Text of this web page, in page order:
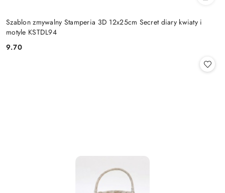
Szablon zmywalny Stamperia 3D 12x25cm Secret diary kwiaty i
motyle KSTDL94
Cena:
9.70